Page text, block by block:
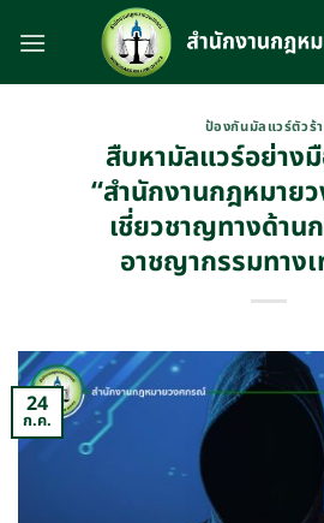
ป้องกันมัลแวร์ตัวร้
สืบหามัลแวร์อย่าง
“สำนักงานกฎหมาย
เชี่ยวชาญทางด้าน
อาชญากรรมทางเ
24
ก.ค.